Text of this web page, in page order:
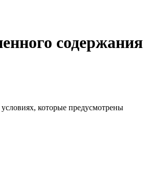
содержания
которые предусмотрены